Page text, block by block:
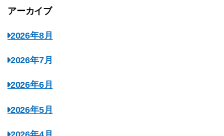
アーカイブ
2026年8月
2026年7月
2026年6月
2026年5月